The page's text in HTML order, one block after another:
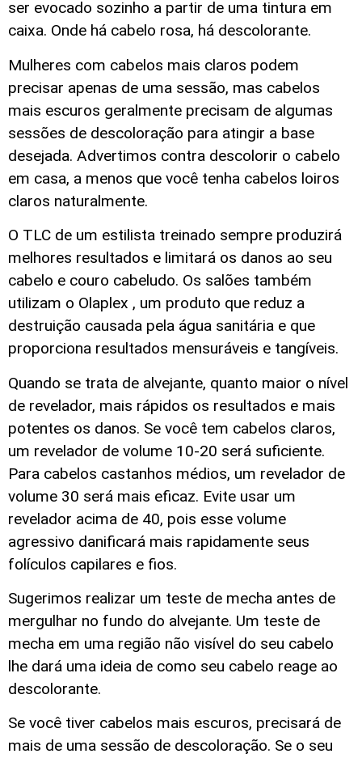
ser evocado sozinho a partir de uma tintura em
caixa. Onde há cabelo rosa, há descolorante.
Mulheres com cabelos mais claros podem
precisar apenas de uma sessão, mas cabelos
mais escuros geralmente precisam de algumas
sessões de descoloração para atingir a base
desejada. Advertimos contra descolorir o cabelo
em casa, a menos que você tenha cabelos loiros
claros naturalmente.
O TLC de um estilista treinado sempre produzirá
melhores resultados e limitará os danos ao seu
cabelo e couro cabeludo. Os salões também
utilizam o Olaplex , um produto que reduz a
destruição causada pela água sanitária e que
proporciona resultados mensuráveis e tangíveis.
Quando se trata de alvejante, quanto maior o nível
de revelador, mais rápidos os resultados e mais
potentes os danos. Se você tem cabelos claros,
um revelador de volume 10-20 será suficiente.
Para cabelos castanhos médios, um revelador de
volume 30 será mais eficaz. Evite usar um
revelador acima de 40, pois esse volume
agressivo danificará mais rapidamente seus
folículos capilares e fios.
Sugerimos realizar um teste de mecha antes de
mergulhar no fundo do alvejante. Um teste de
mecha em uma região não visível do seu cabelo
lhe dará uma ideia de como seu cabelo reage ao
descolorante.
Se você tiver cabelos mais escuros, precisará de
mais de uma sessão de descoloração. Se o seu